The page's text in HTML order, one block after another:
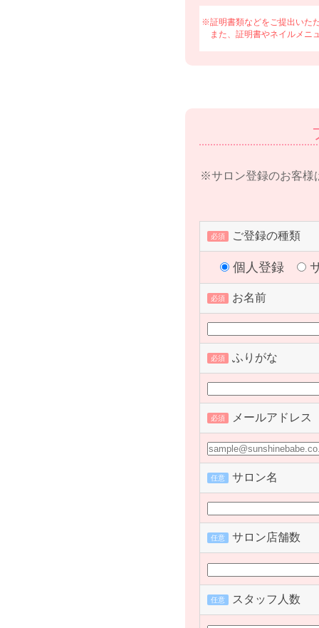
※証明書類などをご提出いた
また、証明書やネイルメニ
※サロン登録のお客様
必須 ご登録の種類
個人登録
必須 お名前
必須 ふりがな
必須 メールアドレス
任意 サロン名
任意 サロン店舗数
任意 スタッフ人数